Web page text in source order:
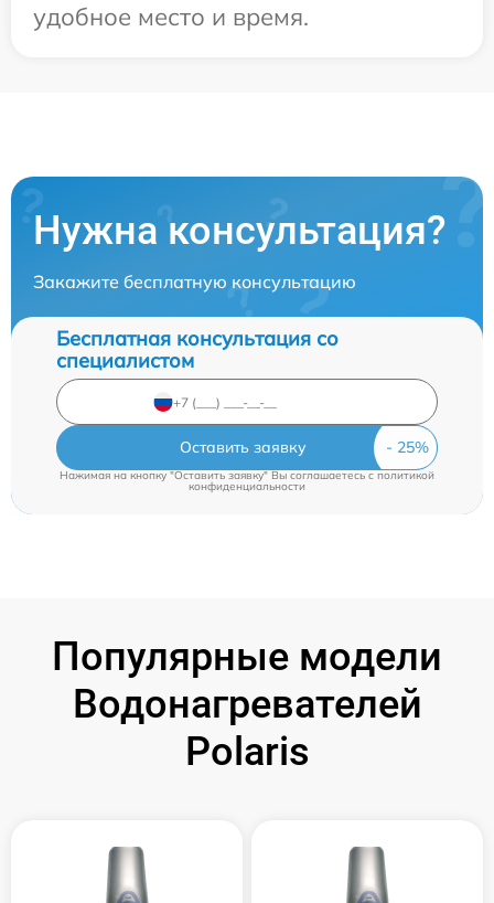
удобное место и время.
Нужна консультация?
Закажите бесплатную консультацию
Бесплатная консультация со
специалистом
Оставить заявку
Нажимая на кнопку "Оставить заявку" Вы соглашаетесь cполитикой
конфиденциальности
Популярные модели
Водонагревателей
Polaris